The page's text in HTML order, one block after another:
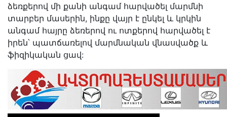
ձեռքերով մի քանի անգամ հարվածել մարմնի
տարբեր մասերին, ինքը վայր է ընկել և կրկին
անգամ հայրը ձեռերով ու ոտքերով հարվածել է
իրեն՝ պատճառելով մարմնական վնասվածք և
ֆիզիկական ցավ: